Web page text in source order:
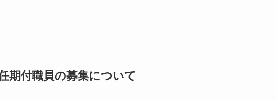
期付職員の募集について